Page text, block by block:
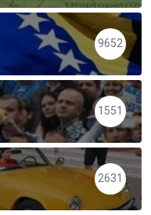
9652
1551
2631